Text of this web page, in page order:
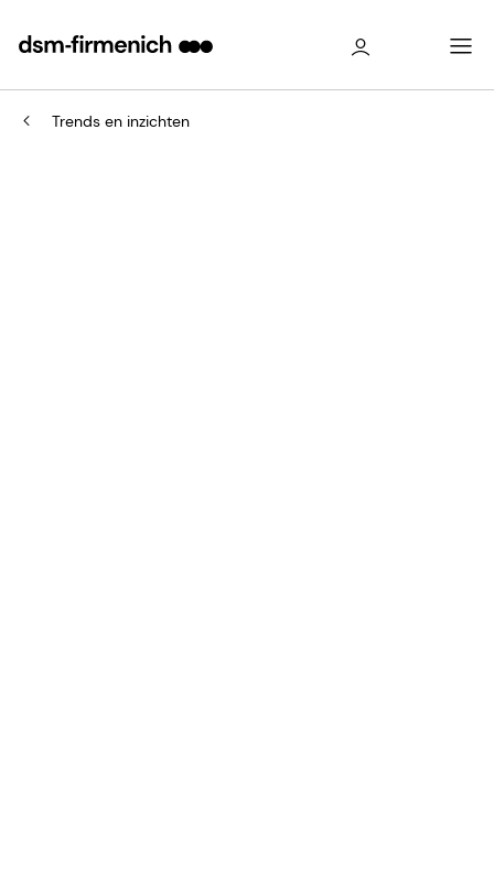
Trends en inzichten